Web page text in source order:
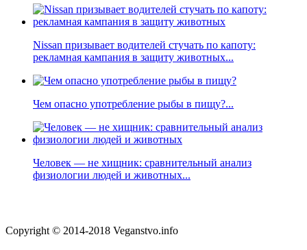
Nissan призывает водителей стучать по капоту:
рекламная кампания в защиту животных...
Чем опасно употребление рыбы в пищу?...
Человек — не хищник: сравнительный анализ
физиологии людей и животных...
Copyright © 2014-2018 Veganstvo.info